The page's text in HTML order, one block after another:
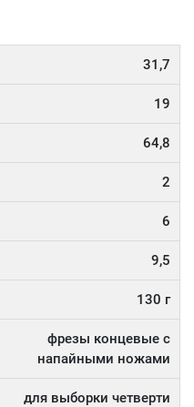
31,7
19
64,8
2
6
9,5
130 г
фрезы концевые с
напайными ножами
для выборки четверти